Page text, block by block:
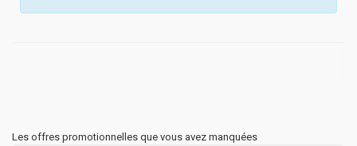
Les offres promotionnelles que vous avez manquées